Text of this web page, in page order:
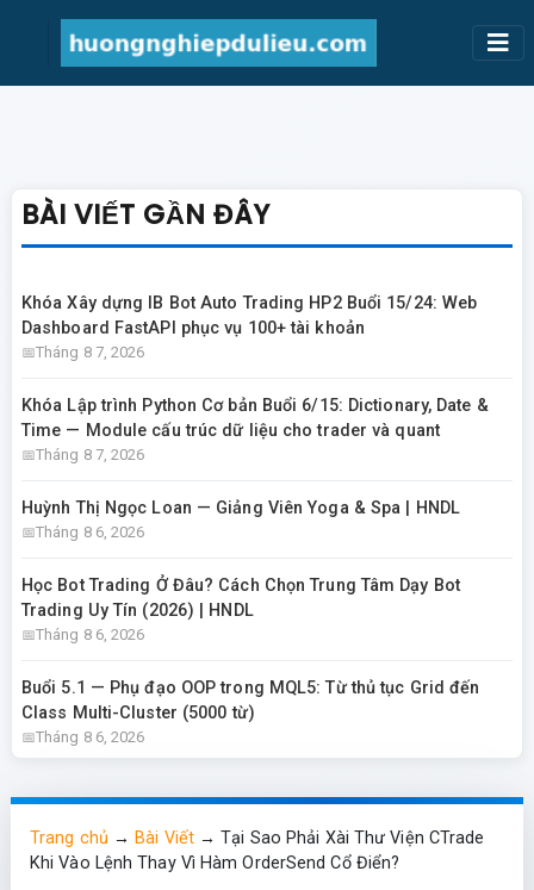
BÀI VIẾT GẦN ĐÂY
Khóa Xây dựng IB Bot Auto Trading HP2 Buổi 15/24: Web
Dashboard FastAPI phục vụ 100+ tài khoản
Tháng 8 7, 2026
Khóa Lập trình Python Cơ bản Buổi 6/15: Dictionary, Date &
Time — Module cấu trúc dữ liệu cho trader và quant
Tháng 8 7, 2026
Huỳnh Thị Ngọc Loan — Giảng Viên Yoga & Spa | HNDL
Tháng 8 6, 2026
Học Bot Trading Ở Đâu? Cách Chọn Trung Tâm Dạy Bot
Trading Uy Tín (2026) | HNDL
Tháng 8 6, 2026
Buổi 5.1 — Phụ đạo OOP trong MQL5: Từ thủ tục Grid đến
Class Multi-Cluster (5000 từ)
Tháng 8 6, 2026
Trang chủ →Bài Viết→Tại Sao Phải Xài Thư Viện CTrade
Khi Vào Lệnh Thay Vì Hàm OrderSend Cổ Điển?